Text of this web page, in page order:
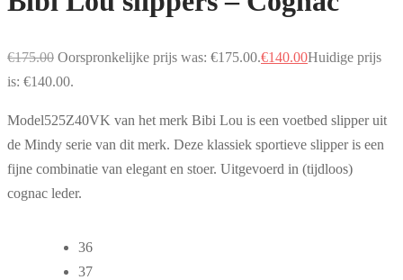
€175.00 Oorspronkelijke prijs was: €175.00.€140.00Huidige prijs
is: €140.00.
Model525Z40VK van het merk Bibi Lou is een voetbed slipper uit
de Mindy serie van dit merk. Deze klassiek sportieve slipper is een
fijne combinatie van elegant en stoer. Uitgevoerd in (tijdloos)
cognac leder.
36
37